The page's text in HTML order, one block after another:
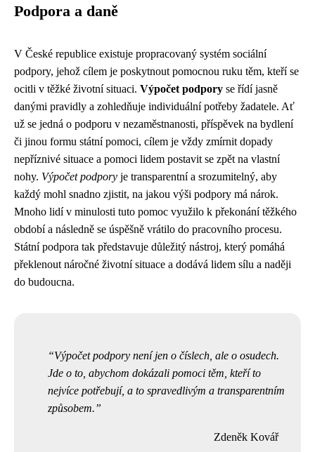
Podpora a daně
V České republice existuje propracovaný systém sociální
podpory, jehož cílem je poskytnout pomocnou ruku těm, kteří se
ocitli v těžké životní situaci. Výpočet podpory se řídí jasně
danými pravidly a zohledňuje individuální potřeby žadatele. Ať
už se jedná o podporu v nezaměstnanosti, příspěvek na bydlení
či jinou formu státní pomoci, cílem je vždy zmírnit dopady
nepříznivé situace a pomoci lidem postavit se zpět na vlastní
nohy. Výpočet podpory je transparentní a srozumitelný, aby
každý mohl snadno zjistit, na jakou výši podpory má nárok.
Mnoho lidí v minulosti tuto pomoc využilo k překonání těžkého
období a následně se úspěšně vrátilo do pracovního procesu.
Státní podpora tak představuje důležitý nástroj, který pomáhá
překlenout náročné životní situace a dodává lidem sílu a naději
do budoucna.
Výpočet podpory není jen o číslech, ale o osudech.
Jde o to, abychom dokázali pomoci těm, kteří to
nejvíce potřebují, a to spravedlivým a transparentním
způsobem.
Zdeněk Kovář